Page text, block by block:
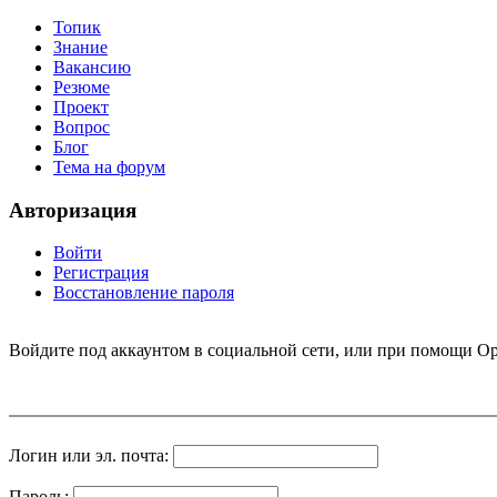
Топик
Знание
Вакансию
Резюме
Проект
Вопрос
Блог
Тема на форум
Авторизация
Войти
Регистрация
Восстановление пароля
Войдите под аккаунтом в социальной сети, или при помощи
Логин или эл. почта: